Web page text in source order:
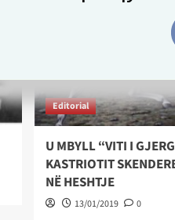
Editorial
U MBYLL “VITI I
KASTRIOTIT
NË HESHTJE
13/01/2019 0